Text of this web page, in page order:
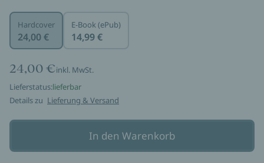
Hardcover
24,00 €
E-Book (ePub)
14,99 €
24,00 €inkl. MwSt.
Lieferstatus:lieferbar
Details zu Lieferung & Versand
In den Warenkorb